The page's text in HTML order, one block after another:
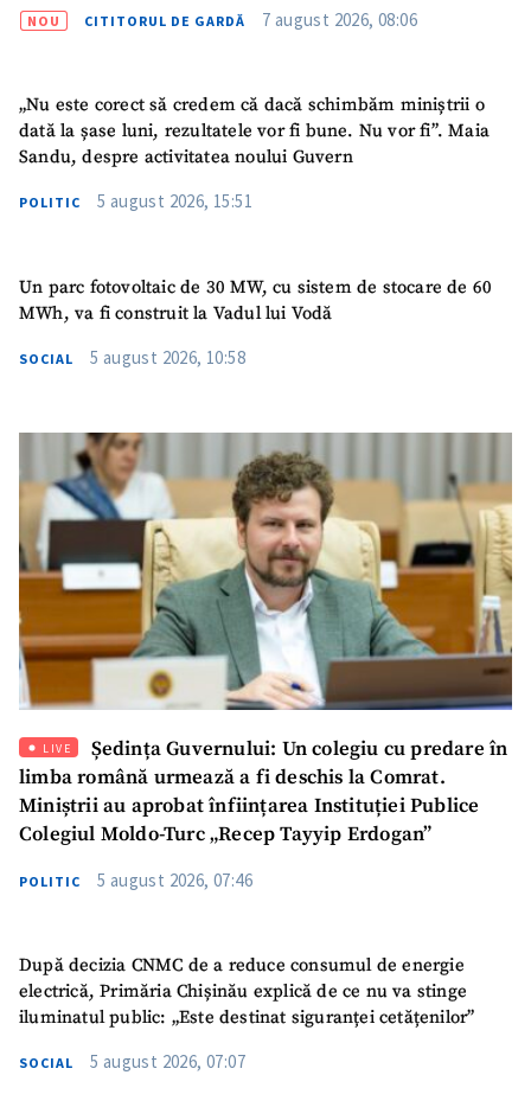
SUSȚINE
NOU CITITORUL DE GARDĂ 7 august 2026, 08:06
„Nu este corect să credem că dacă schimbăm miniștrii o
dată la șase luni, rezultatele vor fi bune. Nu vor fi”. Maia
Sandu, despre activitatea noului Guvern
POLITIC 5 august 2026, 15:51
Un parc fotovoltaic de 30 MW, cu sistem de stocare de 60
MWh, va fi construit la Vadul lui Vodă
SOCIAL 5 august 2026, 10:58
LIVE
Ședința Guvernului: Un colegiu cu predare în
limba română urmează a fi deschis la Comrat.
Miniștrii au aprobat înființarea Instituției Publice
Colegiul Moldo-Turc „Recep Tayyip Erdogan”
POLITIC 5 august 2026, 07:46
După decizia CNMC de a reduce consumul de energie
electrică, Primăria Chișinău explică de ce nu va stinge
iluminatul public: „Este destinat siguranței cetățenilor”
SOCIAL 5 august 2026, 07:07
Link media
+ Link media
Mesajul știrei
+ Mesajul știrei
CONTACT SURSĂ
Nume+ Numele meu
Telefon
+ Telefon personal
Am citit și sunt de
acord cupolitica de
confidențialitate.
TRIMITE ȘTIREA